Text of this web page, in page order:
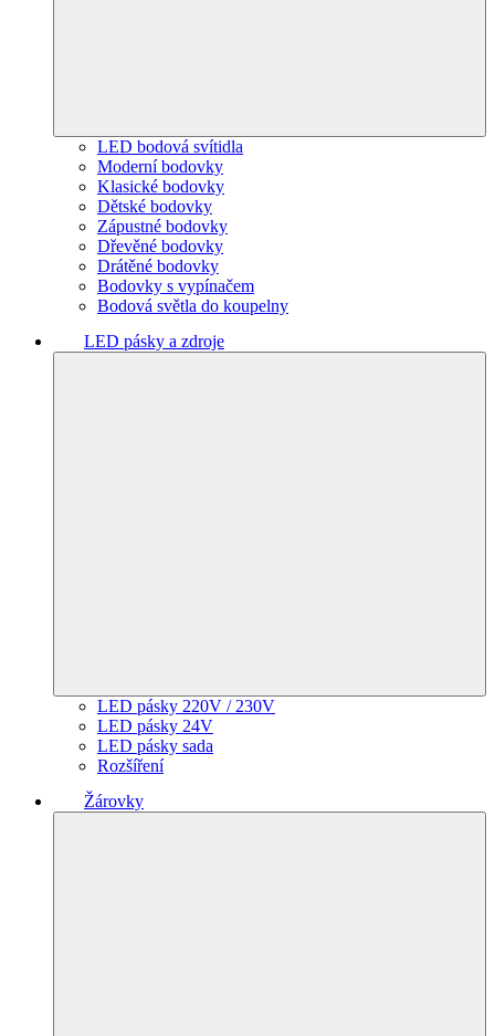
LED bodová svítidla
Moderní bodovky
Klasické bodovky
Dětské bodovky
Zápustné bodovky
Dřevěné bodovky
Drátěné bodovky
Bodovky s vypínačem
Bodová světla do koupelny
LED pásky a zdroje
LED pásky 220V / 230V
LED pásky 24V
LED pásky sada
Rozšíření
Žárovky